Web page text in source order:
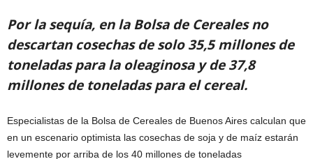
Por la sequía, en la Bolsa de Cereales no
descartan cosechas de solo 35,5 millones de
toneladas para la oleaginosa y de 37,8
millones de toneladas para el cereal.
Especialistas de la Bolsa de Cereales de Buenos Aires calculan que
en un escenario optimista las cosechas de soja y de maíz estarán
levemente por arriba de los 40 millones de toneladas